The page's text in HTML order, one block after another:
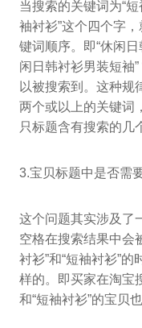
当搜索的关键词为“
袖衬衫”这个四个字
键词顺序。即“休闲日
闲日韩衬衫男装短袖
以被搜索到。这种规
两个或以上的关键词
只标题含有搜索的几
3.宝贝标题中是否需
这个问题其实涉及
空格在搜索结果中会
衬衫”和“短袖衬衫”
样的。即买家在淘宝
和“短袖衬衫”的宝贝